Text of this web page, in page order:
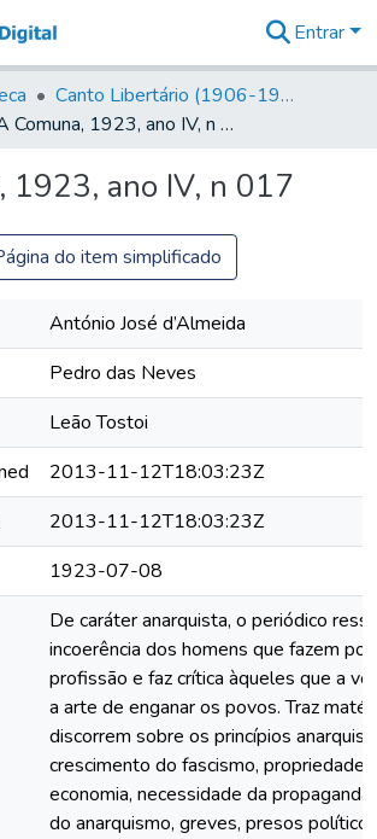
&
Coleções
Tudo na
Digital
Entrar
Canto Libertário (1906-1995)
A Comuna, 1923, ano IV, n 017
1923, ano IV, n 017
do item simplificado
António José d’Almeida
Pedro das Neves
Leão Tostoi
2013-11-12T18:03:23Z
2013-11-12T18:03:23Z
1923-07-08
De caráter anarquista, o periódico
incoerência dos homens que fazem
profissão e faz crítica àqueles que a
a arte de enganar os povos. Traz
discorrem sobre os princípios
crescimento do fascismo, propriedade
economia, necessidade da
do anarquismo, greves, presos